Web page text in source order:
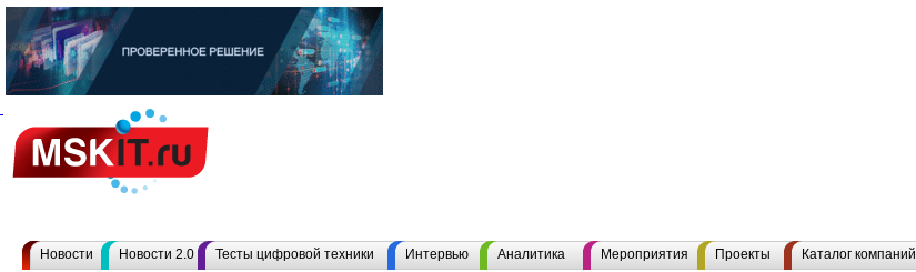
Новости Новости 2.0 Тесты цифровой техники Интервью Аналитика Мероприятия Проекты Каталог компаний